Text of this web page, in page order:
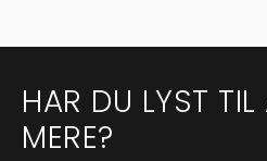
HAR DU LYST TIL
MERE?